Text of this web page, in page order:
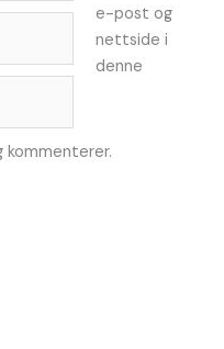
e-post og
nettside i
denne